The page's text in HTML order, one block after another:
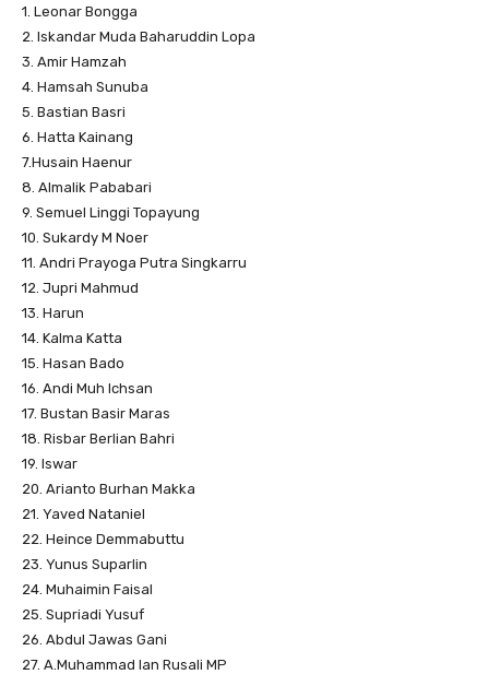
1. Leonar Bongga
2. Iskandar Muda Baharuddin Lopa
3. Amir Hamzah
4. Hamsah Sunuba
5. Bastian Basri
6. Hatta Kainang
7.Husain Haenur
8. Almalik Pababari
9. Semuel Linggi Topayung
10. Sukardy M Noer
11. Andri Prayoga Putra Singkarru
12. Jupri Mahmud
13. Harun
14. Kalma Katta
15. Hasan Bado
16. Andi Muh Ichsan
17. Bustan Basir Maras
18. Risbar Berlian Bahri
19. Iswar
20. Arianto Burhan Makka
21. Yaved Nataniel
22. Heince Demmabuttu
23. Yunus Suparlin
24. Muhaimin Faisal
25. Supriadi Yusuf
26. Abdul Jawas Gani
27. A.Muhammad Ian Rusali MP